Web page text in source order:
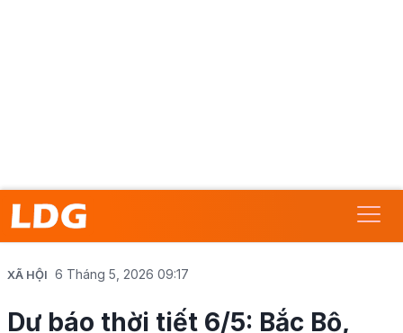
XÃ HỘI 6 Tháng 5, 2026 09:17
Dự báo thời tiết 6/5: Bắc Bộ,